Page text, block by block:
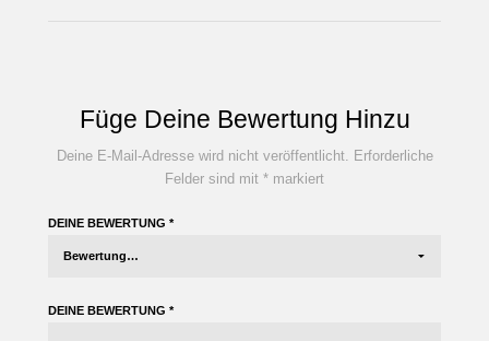
Füge Deine Bewertung Hinzu
Deine E-Mail-Adresse wird nicht veröffentlicht. Erforderliche
Felder sind mit * markiert
DEINE BEWERTUNG*
DEINE BEWERTUNG*